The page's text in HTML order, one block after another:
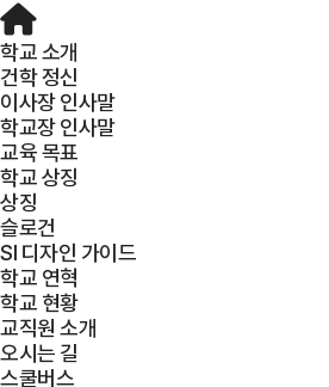
학교 소개
건학 정신
이사장 인사말
학교장 인사말
교육 목표
학교 상징
상징
슬로건
SI 디자인 가이드
학교 연혁
학교 현황
교직원 소개
오시는 길
스쿨버스